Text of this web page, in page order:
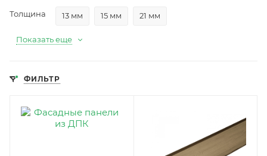
Толщина 13 мм 15 мм 21 мм
Показать еще
ФИЛЬТР